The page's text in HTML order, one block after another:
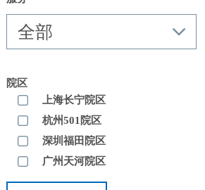
院区
上海长宁院区
杭州501院区
深圳福田院区
广州天河院区